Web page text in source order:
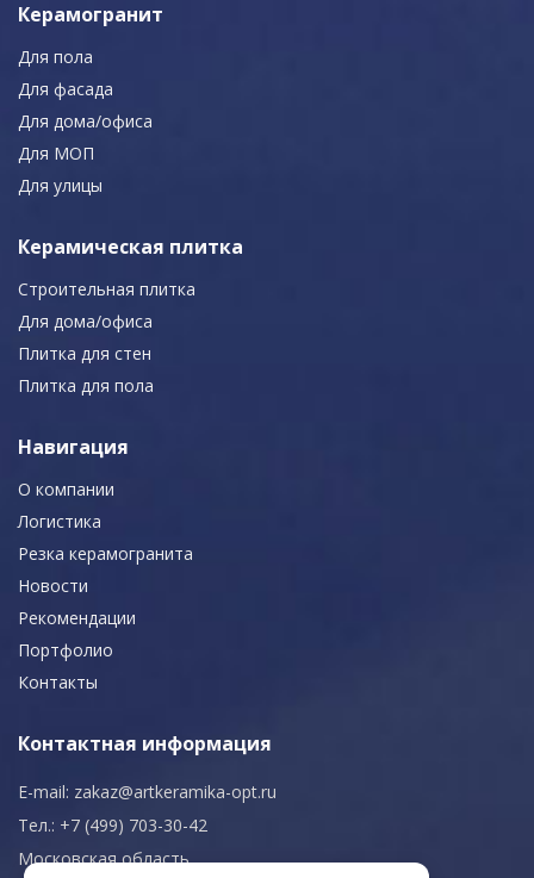
Керамогранит
Для пола
Для фасада
Для дома/офиса
Для МОП
Для улицы
Керамическая плитка
Строительная плитка
Для дома/офиса
Плитка для стен
Плитка для пола
Навигация
О компании
Логистика
Резка керамогранита
Новости
Рекомендации
Портфолио
Контакты
Контактная информация
E-mail: zakaz@artkeramika-opt.ru
Тел.: +7 (499) 703-30-42
Московская область,